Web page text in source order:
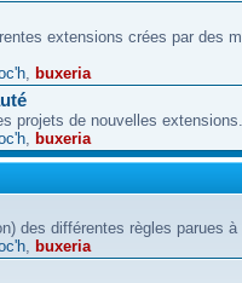
extensions crées par des
, buxeria
projets de nouvelles extensions.
, buxeria
des différentes règles parues à
, buxeria